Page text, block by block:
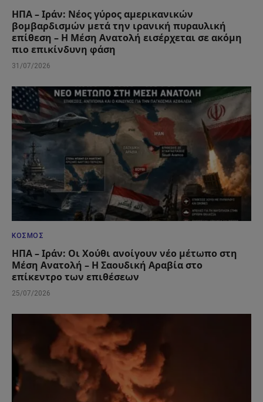
ΗΠΑ – Ιράν: Νέος γύρος αμερικανικών
βομβαρδισμών μετά την ιρανική πυραυλική
επίθεση – Η Μέση Ανατολή εισέρχεται σε ακόμη
πιο επικίνδυνη φάση
31/07/2026
ΚΌΣΜΟΣ
ΗΠΑ – Ιράν: Οι Χούθι ανοίγουν νέο μέτωπο στη
Μέση Ανατολή – Η Σαουδική Αραβία στο
επίκεντρο των επιθέσεων
25/07/2026